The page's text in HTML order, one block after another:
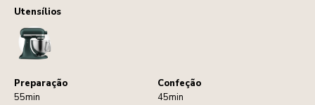
Utensílios
StandMixer
Preparação
55min
Confeção
45min